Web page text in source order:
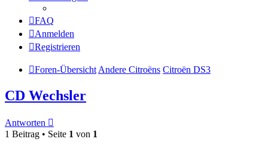
FAQ
Anmelden
Registrieren
Foren-Übersicht Andere Citroëns Citroën DS3
CD Wechsler
Antworten
1 Beitrag • Seite 1 von 1